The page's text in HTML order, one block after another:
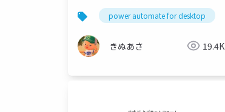
連携する方法の紹介
power automate for desktop
きぬあさ 19.4K